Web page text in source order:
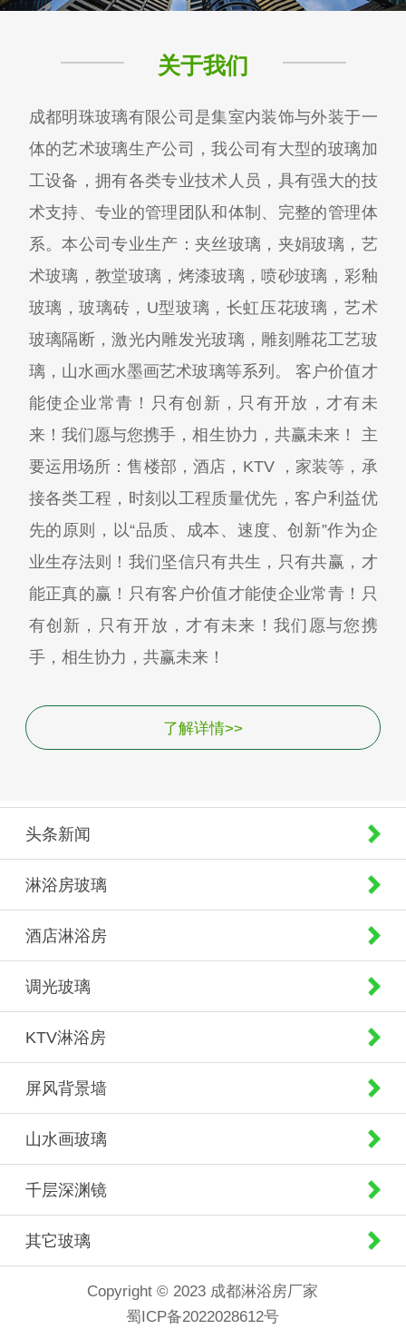
关于我们
成都明珠玻璃有限公司是集室内装饰与外装于一
体的艺术玻璃生产公司，我公司有大型的玻璃加
工设备，拥有各类专业技术人员，具有强大的技
术支持、专业的管理团队和体制、完整的管理体
系。本公司专业生产：夹丝玻璃，夹娟玻璃，艺
术玻璃，教堂玻璃，烤漆玻璃，喷砂玻璃，彩釉
玻璃，玻璃砖，U型玻璃，长虹压花玻璃，艺术
玻璃隔断，激光内雕发光玻璃，雕刻雕花工艺玻
璃，山水画水墨画艺术玻璃等系列。 客户价值才
能使企业常青！只有创新，只有开放，才有未
来！我们愿与您携手，相生协力，共赢未来！ 主
要运用场所：售楼部，酒店，KTV ，家装等，承
接各类工程，时刻以工程质量优先，客户利益优
先的原则，以“品质、成本、速度、创新”作为企
业生存法则！我们坚信只有共生，只有共赢，才
能正真的赢！只有客户价值才能使企业常青！只
有创新，只有开放，才有未来！我们愿与您携
手，相生协力，共赢未来！
了解详情>>
头条新闻
淋浴房玻璃
酒店淋浴房
调光玻璃
KTV淋浴房
屏风背景墙
山水画玻璃
千层深渊镜
其它玻璃
Copyright © 2023 成都淋浴房厂家
蜀ICP备2022028612号